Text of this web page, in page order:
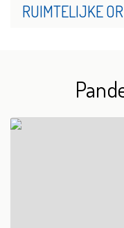
RUIMTELIJKE